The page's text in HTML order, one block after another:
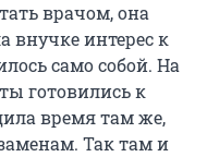
врачом, она
внучке интерес к
само собой. На
готовились к
время там же,
Так там и